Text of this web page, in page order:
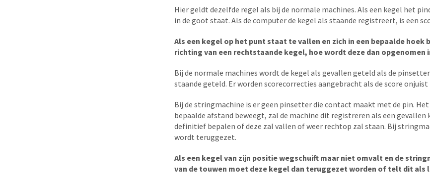
Hier geldt dezelfde regel als bij de normale machines. Als een kegel het
in de goot staat. Als de computer de kegel als staande registreert, is een
Als een kegel op het punt staat te vallen en zich in een bepaalde
richting van een rechtstaande kegel, hoe wordt deze dan opgenomen
Bij de normale machines wordt de kegel als gevallen geteld als de
staande geteld. Er worden scorecorrecties aangebracht als de score onjuist
Bij de stringmachine is er geen pinsetter die contact maakt met de pin.
bepaalde afstand beweegt, zal de machine dit registreren als een
definitief bepalen of deze zal vallen of weer rechtop zal staan. Bij
wordt teruggezet.
Als een kegel van zijn positie wegschuift maar niet omvalt en de
van de touwen moet deze kegel dan teruggezet worden of telt dit als